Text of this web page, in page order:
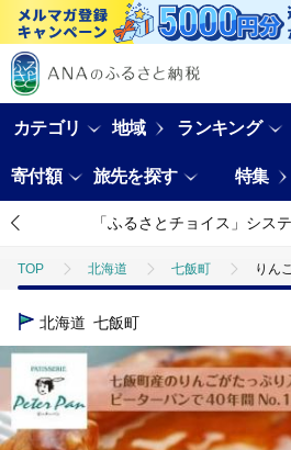
カテゴリ 地域 ランキング
寄付額 旅先を探す 特集
「ふるさとチョイス」シス
TOP 北海道 七飯町 りん
TOP
TOP パン・菓子類 洋菓子
北海道 七飯町